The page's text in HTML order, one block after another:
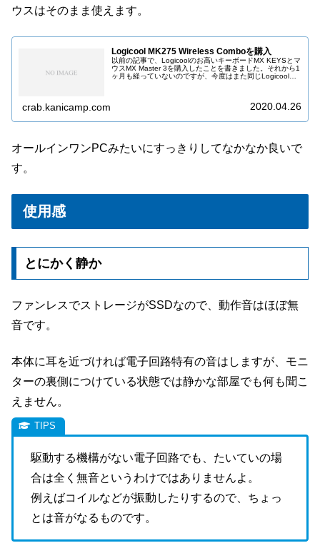
ウスはそのまま使えます。
Logicool MK275 Wireless Comboを購入
以前の記事で、Logicoolのお高いキーボードMX KEYSとマ
ウスMX Master 3を購入したことを書きました。それから1
ヶ月も経っていないのですが、今度はまた同じLogicoolの
crab.kanicamp.com 2020.04.26
オールインワンPCみたいにすっきりしてなかなか良いで
す。
使用感
とにかく静か
ファンレスでストレージがSSDなので、動作音はほぼ無
音です。
本体に耳を近づければ電子回路特有の音はしますが、モニ
ターの裏側につけている状態では静かな部屋でも何も聞こ
えません。
駆動する機構がない電子回路でも、たいていの場
合は全く無音というわけではありませんよ。
例えばコイルなどが振動したりするので、ちょっ
とは音がなるものです。